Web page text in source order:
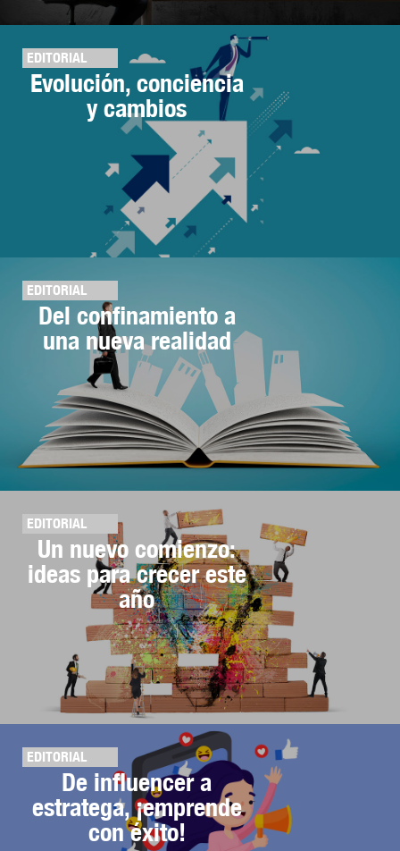
EDITORIAL
Evolución, conciencia
y cambios
EDITORIAL
Del confinamiento a
una nueva realidad
EDITORIAL
Un nuevo comienzo:
ideas para crecer este
año
EDITORIAL
De influencer a
estratega, ¡emprende
con éxito!